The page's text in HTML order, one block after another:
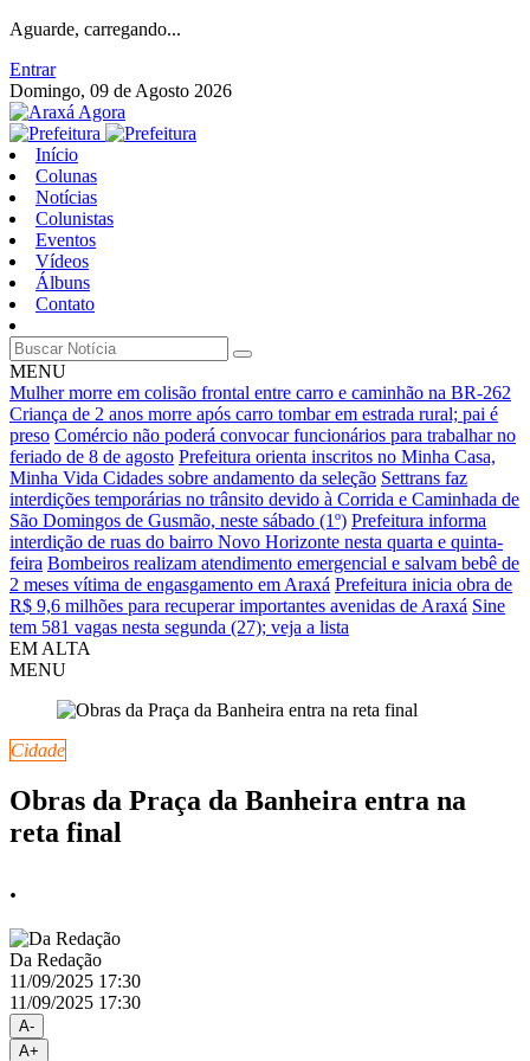
Aguarde, carregando...
Entrar
Domingo, 09 de Agosto 2026
Início
Colunas
Notícias
Colunistas
Eventos
Vídeos
Álbuns
Contato
MENU
Mulher morre em colisão frontal entre carro e caminhão na BR-262
Criança de 2 anos morre após carro tombar em estrada rural; pai é
preso Comércio não poderá convocar funcionários para trabalhar no
feriado de 8 de agosto Prefeitura orienta inscritos no Minha Casa,
Minha Vida Cidades sobre andamento da seleção Settrans faz
interdições temporárias no trânsito devido à Corrida e Caminhada de
São Domingos de Gusmão, neste sábado (1º) Prefeitura informa
interdição de ruas do bairro Novo Horizonte nesta quarta e quinta-
feira Bombeiros realizam atendimento emergencial e salvam bebê de
2 meses vítima de engasgamento em Araxá Prefeitura inicia obra de
R$ 9,6 milhões para recuperar importantes avenidas de Araxá Sine
tem 581 vagas nesta segunda (27); veja a lista
EM ALTA
MENU
Cidade
Obras da Praça da Banheira entra na
reta final
.
Da Redação
11/09/2025 17:30
11/09/2025 17:30
A-
A+